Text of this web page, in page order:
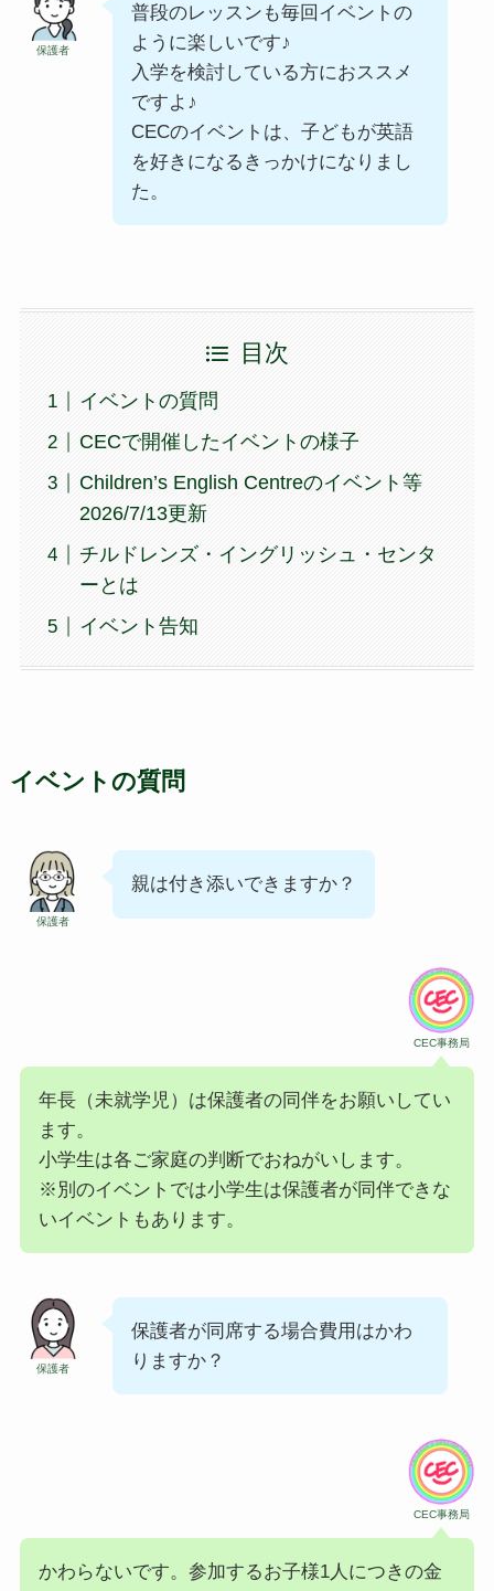
保護者
普段のレッスンも毎回イベントの
ように楽しいです♪
入学を検討している方におススメ
ですよ♪
CECのイベントは、子どもが英語
を好きになるきっかけになりまし
た。
目次
イベントの質問
CECで開催したイベントの様子
Children’s English Centreのイベント等
2026/7/13更新
チルドレンズ・イングリッシュ・センタ
ーとは
イベント告知
イベントの質問
保護者
親は付き添いできますか？
CEC事務局
年長（未就学児）は保護者の同伴をお願いしてい
ます。
小学生は各ご家庭の判断でおねがいします。
※別のイベントでは小学生は保護者が同伴できな
いイベントもあります。
保護者
保護者が同席する場合費用はかわ
りますか？
CEC事務局
かわらないです。参加するお子様1人につきの金